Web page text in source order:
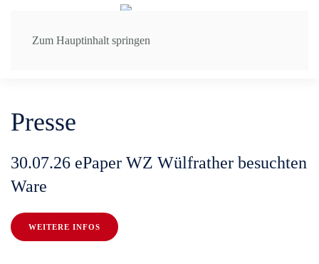
Zum Hauptinhalt springen
Presse
30.07.26 ePaper WZ Wülfrather besuchten
Ware
WEITERE INFOS